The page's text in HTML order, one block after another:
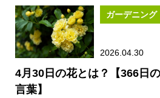
ガーデニング
2026.04.30
4月30日の花とは？【366日
言葉】